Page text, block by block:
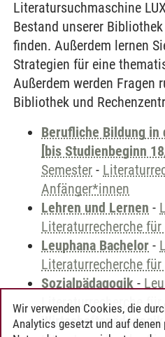
Literatursuchmaschine
Bestand unserer
finden. Außerdem lernen
Strategien für eine
Außerdem werden Fragen
Bibliothek und
Berufliche Bildung in
[bis Studienbeginn
Semester -
Anfänger*innen
Lehren und Lernen -
Literaturrecherche
Leuphana Bachelor -
Literaturrecherche
Sozialpädagogik -
Literaturrecherche
Wirtschaftspädagogik
Wir verwenden Cookies, die
Analytics gesetzt und auf denen